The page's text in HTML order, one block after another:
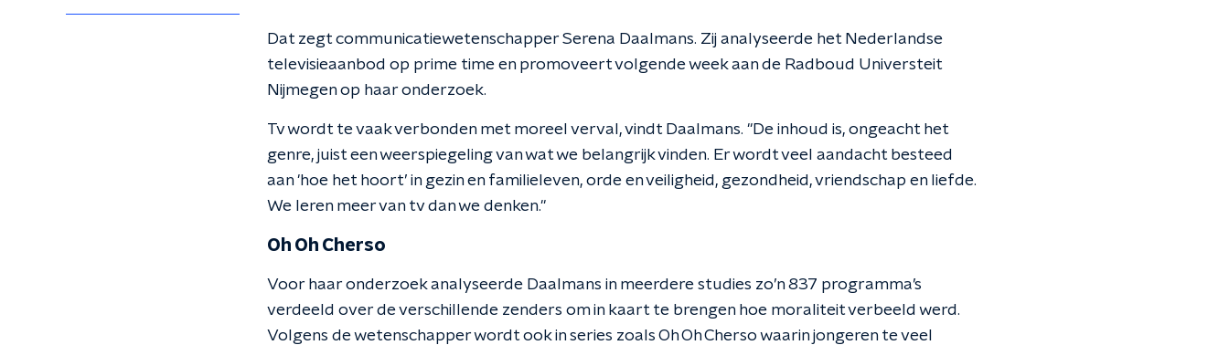
Dat zegt communicatiewetenschapper Serena Daalmans. Zij analyseerde het Nederlandse
televisieaanbod op prime time en promoveert volgende week aan de Radboud Universteit
Nijmegen op haar onderzoek.
Tv wordt te vaak verbonden met moreel verval, vindt Daalmans. "De inhoud is, ongeacht het
genre, juist een weerspiegeling van wat we belangrijk vinden. Er wordt veel aandacht besteed
aan 'hoe het hoort’ in gezin en familieleven, orde en veiligheid, gezondheid, vriendschap en liefde.
We leren meer van tv dan we denken."
Oh Oh Cherso
Voor haar onderzoek analyseerde Daalmans in meerdere studies zo’n 837 programma’s
verdeeld over de verschillende zenders om in kaart te brengen hoe moraliteit verbeeld werd.
Volgens de wetenschapper wordt ook in series zoals Oh Oh Cherso waarin jongeren te veel